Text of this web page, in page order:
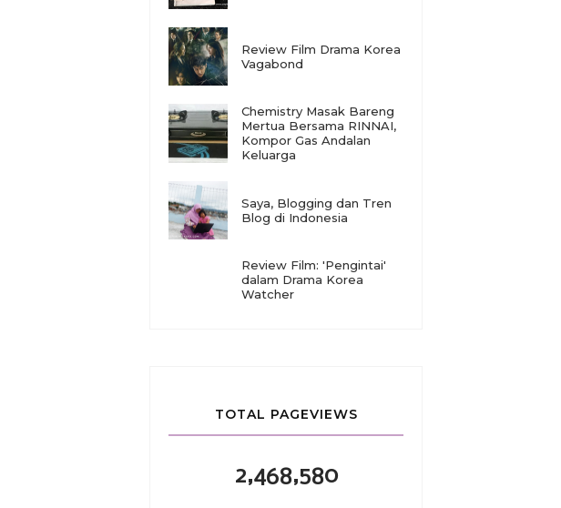
Review Film Drama Korea
Vagabond
Chemistry Masak Bareng
Mertua Bersama RINNAI,
Kompor Gas Andalan
Keluarga
Saya, Blogging dan Tren
Blog di Indonesia
Review Film: 'Pengintai'
dalam Drama Korea
Watcher
TOTAL PAGEVIEWS
2,468,580